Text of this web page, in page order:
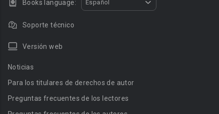
Books language: Español
Soporte técnico
Versión web
Noticias
Para los titulares de derechos de autor
Preguntas frecuentes de los lectores